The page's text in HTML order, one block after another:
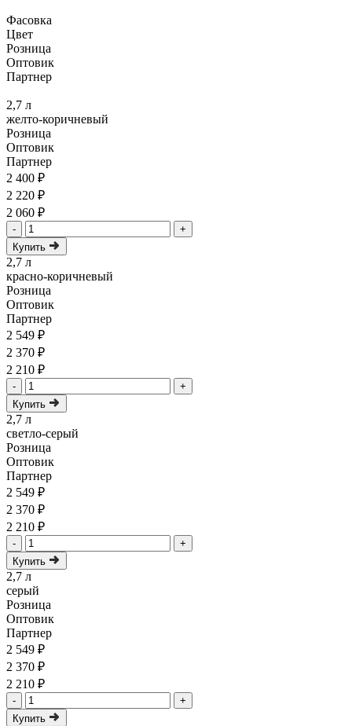
Фасовка
Цвет
Розница
Оптовик
Партнер
2,7 л
желто-коричневый
Розница
Оптовик
Партнер
2 400 ₽
2 220 ₽
2 060 ₽
-
+
Купить
2,7 л
красно-коричневый
Розница
Оптовик
Партнер
2 549 ₽
2 370 ₽
2 210 ₽
-
+
Купить
2,7 л
светло-серый
Розница
Оптовик
Партнер
2 549 ₽
2 370 ₽
2 210 ₽
-
+
Купить
2,7 л
серый
Розница
Оптовик
Партнер
2 549 ₽
2 370 ₽
2 210 ₽
-
+
Купить